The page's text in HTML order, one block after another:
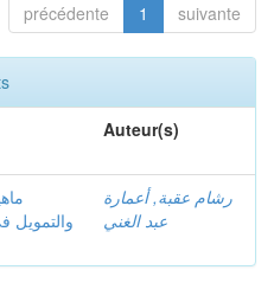
précédente 1 suivante
Auteur(s)
والتمويل
رشام عقبة, أعمارة
عبد الغني